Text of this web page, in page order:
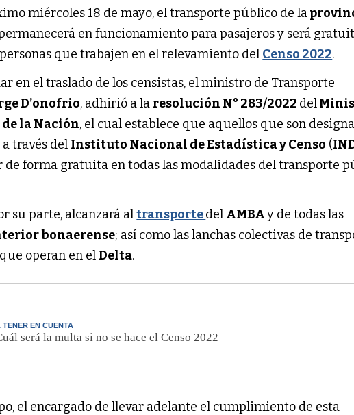
miércoles 18 de mayo, el transporte público de la
en funcionamiento para pasajeros y será
que trabajen en el relevamiento del Censo 2022.
en el traslado de los censistas, el ministro de Transporte
D’onofrio, adhirió a la resolución N° 283/2022 del
la Nación, el cual establece que aquellos que son
través del Instituto Nacional de Estadística y Censo (
forma gratuita en todas las modalidades del transporte
su parte, alcanzará altransportedel AMBAy de todas las
bonaerense; así como las lanchas colectivas de
operan en elDelta.
TENER EN CUENTA
será la multa si no se hace el Censo 2022
el encargado de llevar adelante el cumplimiento de esta